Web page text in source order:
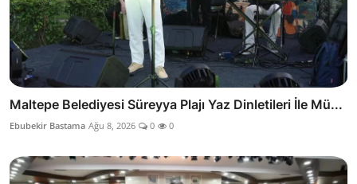
Maltepe Belediyesi Süreyya Plajı Yaz Dinletileri İle Mü...
Ebubekir Bastama Ağu 8, 2026 0 0